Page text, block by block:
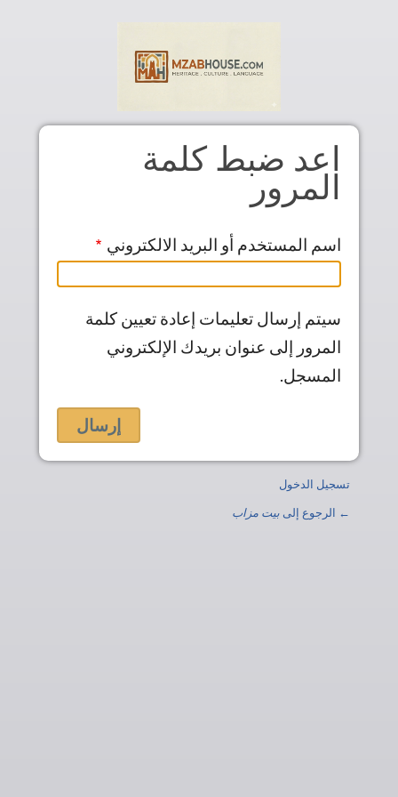
اعد ضبط كلمة
المرور
اسم المستخدم أو البريد الالكتروني
سيتم إرسال تعليمات إعادة تعيين كلمة
المرور إلى عنوان بريدك الإلكتروني
المسجل.
تسجيل الدخول
← الرجوع إلى بيت مزاب